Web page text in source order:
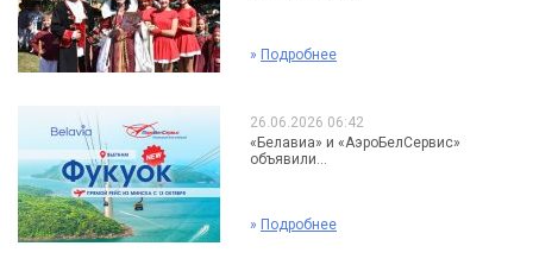
» Подробнее
26.06.2026 06:42
«Белавиа» и «АэроБелСервис»
объявили...
» Подробнее